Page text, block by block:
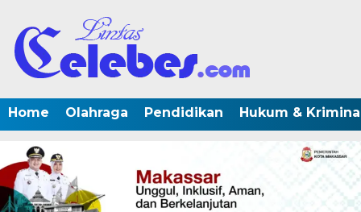
Home Olahraga Pendidikan Hukum &